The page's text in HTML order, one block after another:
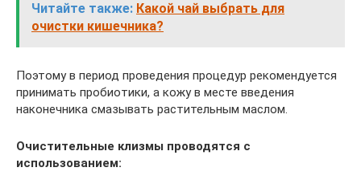
Читайте также: Какой чай выбрать для
очистки кишечника?
Поэтому в период проведения процедур рекомендуется
принимать пробиотики, а кожу в месте введения
наконечника смазывать растительным маслом.
Очистительные клизмы проводятся с
использованием: